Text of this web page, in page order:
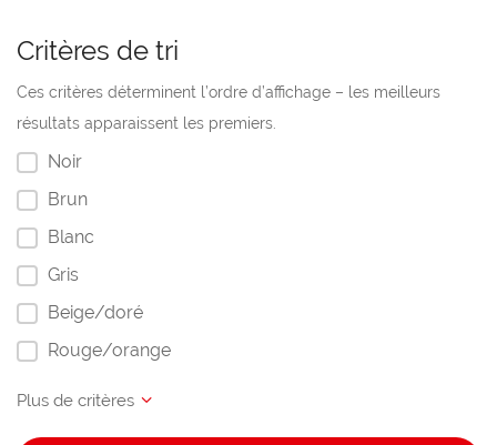
Critères de tri
Ces critères déterminent l’ordre d’affichage – les meilleurs
résultats apparaissent les premiers.
Noir
Brun
Blanc
Gris
Beige/doré
Rouge/orange